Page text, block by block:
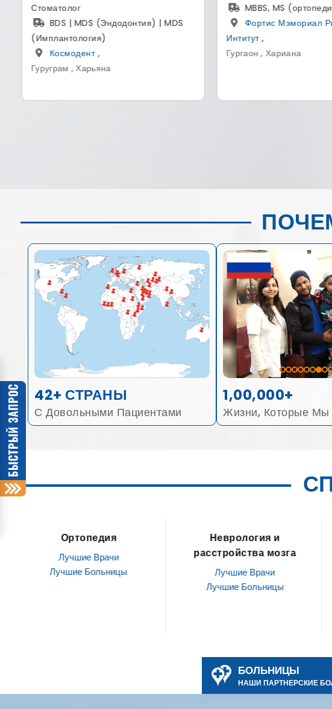
MBBS, MS (ортопедия)
Фортис Мэмориал Рисарчь
Интитут,
Гургаон , Хариана
Sight Avenue
MBBS, MS
Больница Сайт Авеню
42+ СТРАНЫ
С Довольными Пациентами
1,00,000+
Жизни, Которые
Неврология и
расстройства мозга
Лучшие Врачи
Офтальмология /
глазами
Лучшие Врачи
Лучшие Больницы
БОЛЬНИЦЫ
НАШИ ПАРТНЕРСКИЕ